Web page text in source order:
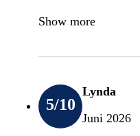
Show more
5/10
Lynda
Juni 2026